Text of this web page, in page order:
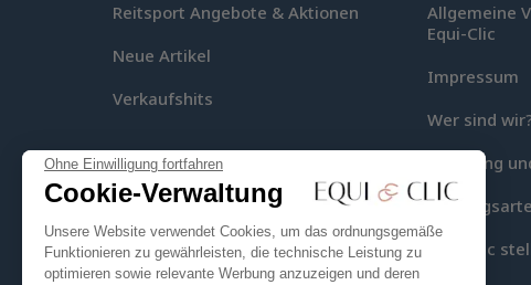
Ohne Einwilligung fortfahren
Cookie-Verwaltung
Unsere Website verwendet Cookies, um das ordnungsgemäße
Funktionieren zu gewährleisten, die technische Leistung zu
optimieren sowie relevante Werbung anzuzeigen und deren
Reitsport Angebote & Aktionen
Neue Artikel
Verkaufshits
Allgemeine
Equi-Clic
Impressum
Wer sind
Lieferung
Equi-Clic